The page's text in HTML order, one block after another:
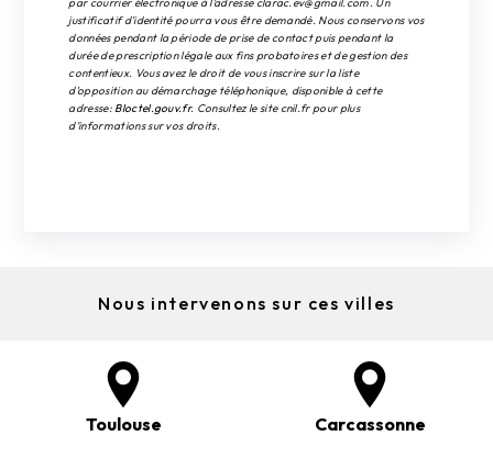
justificatif d'identité pourra vous être demandé. Nous conservons vos
données pendant la période de prise de contact puis pendant la
durée de prescription légale aux fins probatoires et de gestion des
contentieux. Vous avez le droit de vous inscrire sur la liste
d'opposition au démarchage téléphonique, disponible à cette
adresse: Bloctel.gouv.fr. Consultez le site cnil.fr pour plus
d’informations sur vos droits.
Nous intervenons sur ces villes
Toulouse Carcassonne